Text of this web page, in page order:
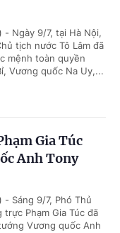
- Ngày 9/7, tại Hà Nội,
tịch nước Tô Lâm đã
mệnh toàn quyền
Vương quốc Na Uy,...
Gia Túc
Anh Tony
- Sáng 9/7, Phó Thủ
Phạm Gia Túc đã
Vương quốc Anh